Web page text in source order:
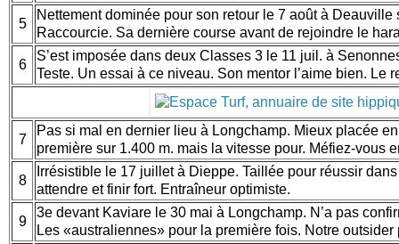
5
Nettement dominée pour son retour le 7 août à Deauville
Raccourcie. Sa dernière course avant de rejoindre le
6
S’est imposée dans deux Classes 3 le 11 juil. à
Teste. Un essai à ce niveau. Son mentor l’aime bien. Le
7
Pas si mal en dernier lieu à Longchamp. Mieux placée
première sur 1.400 m. mais la vitesse pour. Méfiez-vous
8
Irrésistible le 17 juillet à Dieppe. Taillée pour réussir
attendre et finir fort. Entraîneur optimiste.
9
3e devant Kaviare le 30 mai à Longchamp. N’a pas
Les «australiennes» pour la première fois. Notre